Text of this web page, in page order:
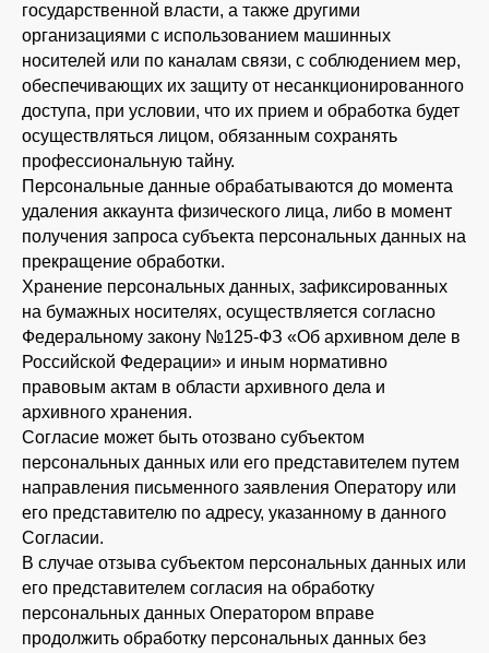
государственной власти, а также другими
организациями с использованием машинных
носителей или по каналам связи, с соблюдением мер,
обеспечивающих их защиту от несанкционированного
доступа, при условии, что их прием и обработка будет
осуществляться лицом, обязанным сохранять
профессиональную тайну.
Персональные данные обрабатываются до момента
удаления аккаунта физического лица, либо в момент
получения запроса субъекта персональных данных на
прекращение обработки.
Хранение персональных данных, зафиксированных
на бумажных носителях, осуществляется согласно
Федеральному закону №125-ФЗ «Об архивном деле в
Российской Федерации» и иным нормативно
правовым актам в области архивного дела и
архивного хранения.
Согласие может быть отозвано субъектом
персональных данных или его представителем путем
направления письменного заявления Оператору или
его представителю по адресу, указанному в данного
Согласии.
В случае отзыва субъектом персональных данных или
его представителем согласия на обработку
персональных данных Оператором вправе
продолжить обработку персональных данных без
Главная
О форуме Контакты
Правила участия
СКОПИРОВАНЫ, ВОСПРОИЗВЕДЕНЫ, ИЗМЕНЕНЫ, ПЕРЕИЗДАНЫ,
© 2025 TIME-FORUM.RU
Политика конфиденциальности